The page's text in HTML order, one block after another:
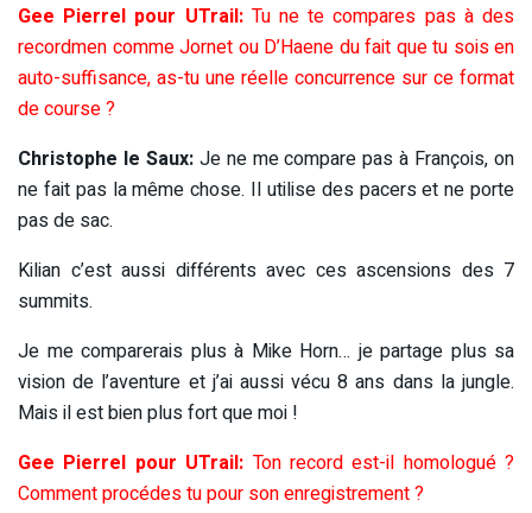
Gee Pierrel pour UTrail:Tu ne te compares pas à des
recordmen comme Jornet ou D’Haene du fait que tu sois en
auto-suffisance, as-tu une réelle concurrence sur ce format
de course ?
Christophe le Saux:Je ne me compare pas à François, on
ne fait pas la même chose. Il utilise des pacers et ne porte
pas de sac.
Kilian c’est aussi différents avec ces ascensions des 7
summits.
Je me comparerais plus à Mike Horn… je partage plus sa
vision de l’aventure et j’ai aussi vécu 8 ans dans la jungle.
Mais il est bien plus fort que moi !
Gee Pierrel pour UTrail: Ton record est-il homologué ?
Comment procédes tu pour son enregistrement ?